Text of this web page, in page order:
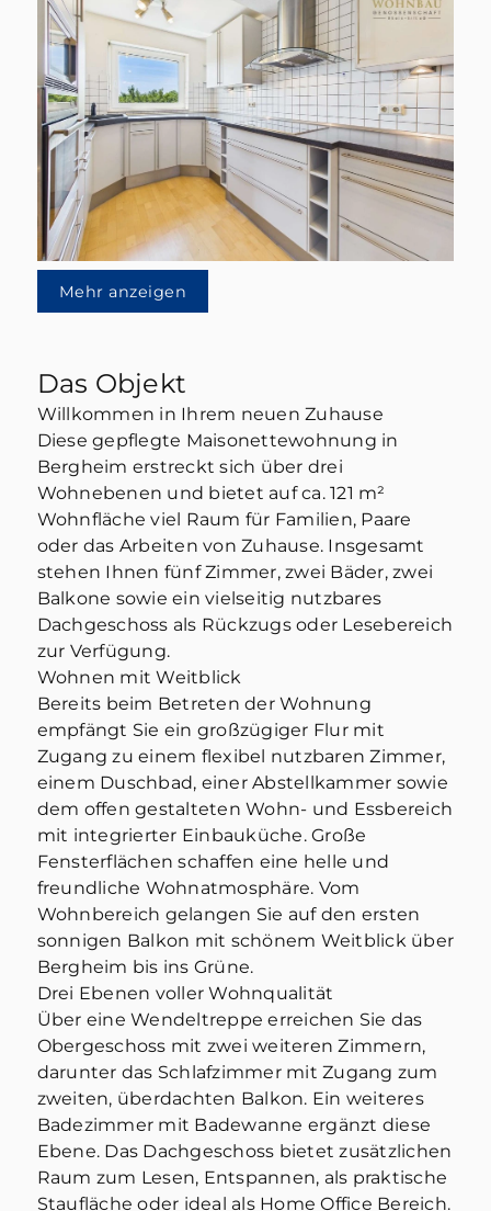
Mehr anzeigen
Das Objekt
Willkommen in Ihrem neuen Zuhause
Diese gepflegte Maisonettewohnung in
Bergheim erstreckt sich über drei
Wohnebenen und bietet auf ca. 121 m²
Wohnfläche viel Raum für Familien, Paare
oder das Arbeiten von Zuhause. Insgesamt
stehen Ihnen fünf Zimmer, zwei Bäder, zwei
Balkone sowie ein vielseitig nutzbares
Dachgeschoss als Rückzugs oder Lesebereich
zur Verfügung.
Wohnen mit Weitblick
Bereits beim Betreten der Wohnung
empfängt Sie ein großzügiger Flur mit
Zugang zu einem flexibel nutzbaren Zimmer,
einem Duschbad, einer Abstellkammer sowie
dem offen gestalteten Wohn- und Essbereich
mit integrierter Einbauküche. Große
Fensterflächen schaffen eine helle und
freundliche Wohnatmosphäre. Vom
Wohnbereich gelangen Sie auf den ersten
sonnigen Balkon mit schönem Weitblick über
Bergheim bis ins Grüne.
Drei Ebenen voller Wohnqualität
Über eine Wendeltreppe erreichen Sie das
Obergeschoss mit zwei weiteren Zimmern,
darunter das Schlafzimmer mit Zugang zum
zweiten, überdachten Balkon. Ein weiteres
Badezimmer mit Badewanne ergänzt diese
Ebene. Das Dachgeschoss bietet zusätzlichen
Raum zum Lesen, Entspannen, als praktische
Staufläche oder ideal als Home Office Bereich.